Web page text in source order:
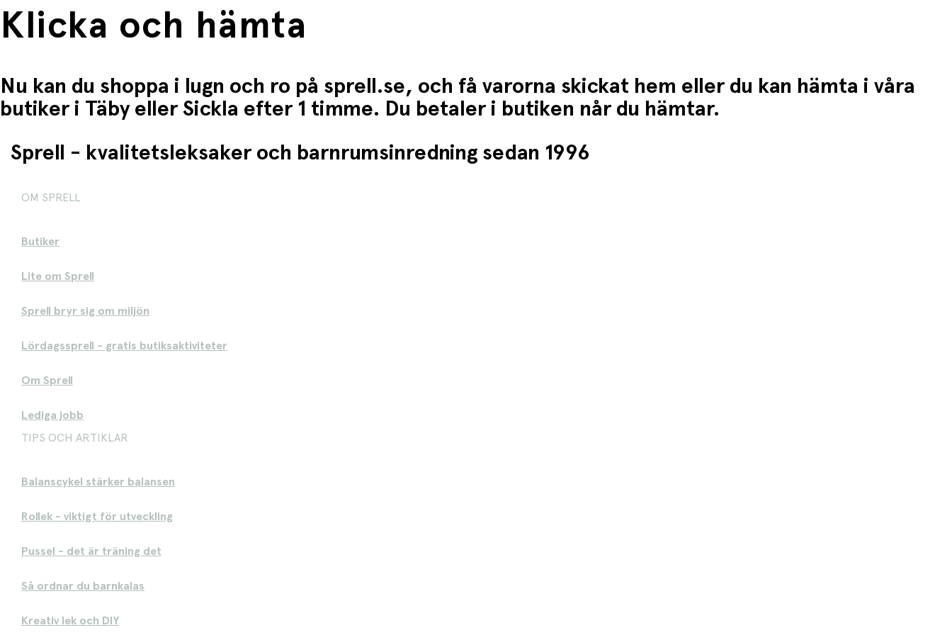
Klicka och hämta
Nu kan du shoppa i lugn och ro på sprell.se, och få varorna skickat hem eller du kan hämta i våra
butiker i Täby eller Sickla efter 1 timme. Du betaler i butiken når du hämtar.
Sprell - kvalitetsleksaker och barnrumsinredning sedan 1996
OM SPRELL
Butiker
Lite om Sprell
Sprell bryr sig om miljön
Lördagssprell - gratis butiksaktiviteter
Om Sprell
Lediga jobb
TIPS OCH ARTIKLAR
Balanscykel stärker balansen
Rollek - viktigt för utveckling
Pussel - det är träning det
Så ordnar du barnkalas
Kreativ lek och DIY